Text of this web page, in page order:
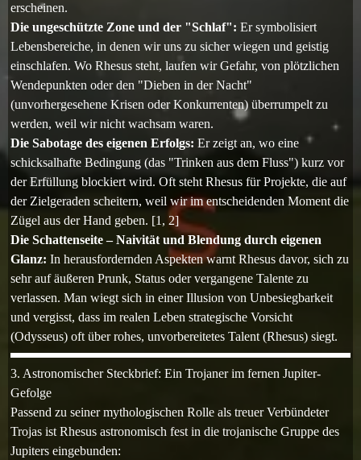
erscheinen.
Die ungeschützte Zone und der "Schlaf": Er symbolisiert
Lebensbereiche, in denen wir uns zu sicher wiegen und geistig
einschlafen. Wo Rhesus steht, laufen wir Gefahr, von plötzlichen
Wendepunkten oder den "Dieben in der Nacht"
(unvorhergesehene Krisen oder Konkurrenten) überrumpelt zu
werden, weil wir nicht wachsam waren.
Die Sabotage des eigenen Erfolgs: Er zeigt an, wo eine
schicksalhafte Bedingung (das "Trinken aus dem Fluss") kurz vor
der Erfüllung blockiert wird. Oft steht Rhesus für Projekte, die auf
der Zielgeraden scheitern, weil wir im entscheidenden Moment die
Zügel aus der Hand geben. [1, 2]
Die Schattenseite – Naivität und Blendung durch eigenen
Glanz: In herausfordernden Aspekten warnt Rhesus davor, sich zu
sehr auf äußeren Prunk, Status oder vergangene Talente zu
verlassen. Man wiegt sich in einer Illusion von Unbesiegbarkeit
und vergisst, dass im realen Leben strategische Vorsicht
(Odysseus) oft über rohes, unvorbereitetes Talent (Rhesus) siegt.
3. Astronomischer Steckbrief: Ein Trojaner im fernen Jupiter-
Gefolge
Passend zu seiner mythologischen Rolle als treuer Verbündeter
Trojas ist Rhesus astronomisch fest in die trojanische Gruppe des
Jupiters eingebunden: